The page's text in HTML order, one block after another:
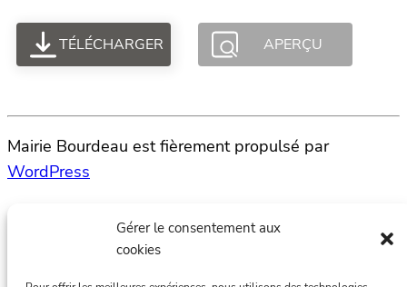
Gérer le consentement aux
cookies
TÉLÉCHARGER APERÇU
Mairie Bourdeau est fièrement propulsé par
WordPress